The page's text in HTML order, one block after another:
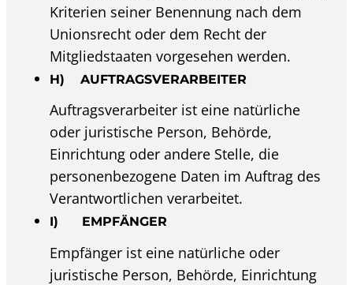
Kriterien seiner Benennung nach dem
Unionsrecht oder dem Recht der
Mitgliedstaaten vorgesehen werden.
H) AUFTRAGSVERARBEITER
Auftragsverarbeiter ist eine natürliche
oder juristische Person, Behörde,
Einrichtung oder andere Stelle, die
personenbezogene Daten im Auftrag des
Verantwortlichen verarbeitet.
I) EMPFÄNGER
Empfänger ist eine natürliche oder
juristische Person, Behörde, Einrichtung